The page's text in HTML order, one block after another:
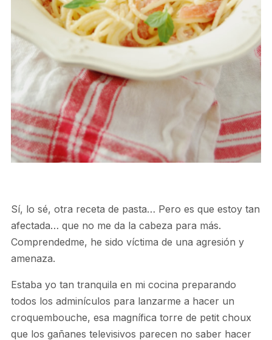
Sí, lo sé, otra receta de pasta… Pero es que estoy tan
afectada… que no me da la cabeza para más.
Comprendedme, he sido víctima de una agresión y
amenaza.
Estaba yo tan tranquila en mi cocina preparando
todos los adminículos para lanzarme a hacer un
croquembouche, esa magnífica torre de petit choux
que los gañanes televisivos parecen no saber hacer